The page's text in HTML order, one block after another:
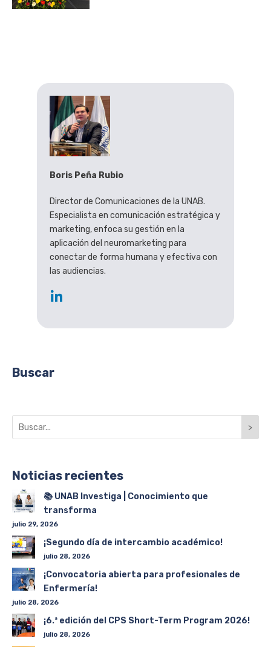
Boris Peña Rubio
Director de Comunicaciones de la UNAB.
Especialista en comunicación estratégica y
marketing, enfoca su gestión en la
aplicación del neuromarketing para
conectar de forma humana y efectiva con
las audiencias.
Buscar
>
Noticias recientes
📚 UNAB Investiga | Conocimiento que
transforma
julio 29, 2026
¡Segundo día de intercambio académico!
julio 28, 2026
¡Convocatoria abierta para profesionales de
Enfermería!
julio 28, 2026
¡6.ª edición del CPS Short-Term Program 2026!
julio 28, 2026